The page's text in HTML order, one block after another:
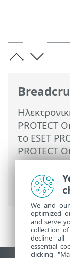
PROTECT
το ESET
PROTECT
Εργασίες>
We and
optimized
and serve
collection
decline all
essential
clicking